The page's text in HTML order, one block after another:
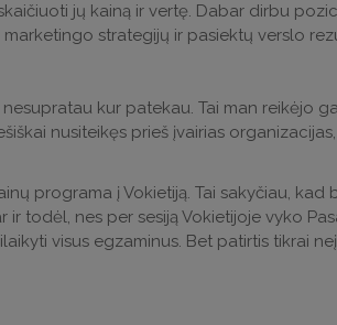
jų kainą ir vertę. Dabar dirbu
strategijų ir pasiektų verslo
kur patekau. Tai man reikėjo
nusiteikęs prieš įvairias
programa į Vokietiją. Tai sakyčiau, kad
todėl, nes per sesiją Vokietijoje vyko
visus egzaminus. Bet patirtis tikrai